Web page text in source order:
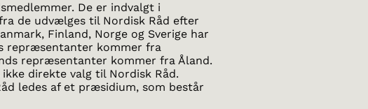
De er indvalgt i
de udvælges til Nordisk Råd efter
Finland, Norge og Sverige har
repræsentanter kommer fra
repræsentanter kommer fra Åland.
direkte valg til Nordisk Råd.
ledes af et præsidium, som består